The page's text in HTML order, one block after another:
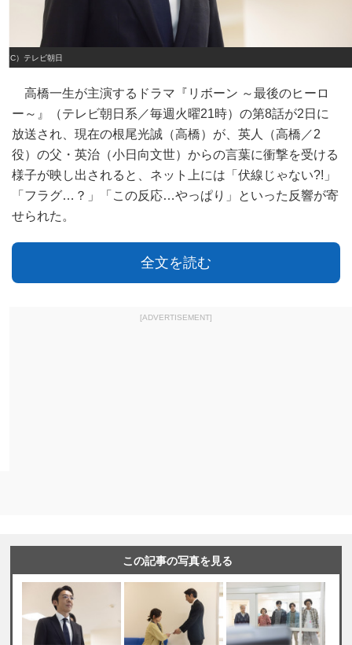
（C）テレビ朝日
高橋一生が主演するドラマ『リボーン ～最後のヒーロ
ー～』（テレビ朝日系／毎週火曜21時）の第8話が2日に
放送され、現在の根尾光誠（高橋）が、英人（高橋／2
役）の父・英治（小日向文世）からの言葉に衝撃を受ける
様子が映し出されると、ネット上には「伏線じゃない?!」
「フラグ…？」「この反応…やっぱり」といった反響が寄
せられた。
全文を読む
[ADVERTISEMENT]
この記事の写真を見る